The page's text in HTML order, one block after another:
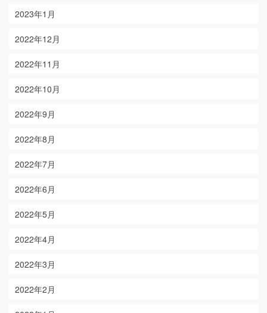
2023年1月
2022年12月
2022年11月
2022年10月
2022年9月
2022年8月
2022年7月
2022年6月
2022年5月
2022年4月
2022年3月
2022年2月